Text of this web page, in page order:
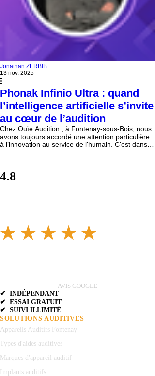
Jonathan ZERBIB
13 nov. 2025
Phonak Infinio Ultra : quand
l’intelligence artificielle s’invite
au cœur de l’audition
Chez Ouïe Audition , à Fontenay-sous-Bois, nous
avons toujours accordé une attention particulière
à l’innovation au service de l’humain. C’est dans
nouvelle évolution technologique de Phonak. Un
4.8
AVIS GOOGLE
✔ INDÉPENDANT
✔ ESSAI GRATUIT
✔ SUIVI ILLIMITÉ
SOLUTIONS AUDITIVES
Appareils Auditifs Fontenay
Types d'aides auditives
Marques d'appareil auditif
Implants auditifs